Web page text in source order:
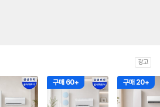
광고
구매 60+ 구매 20+